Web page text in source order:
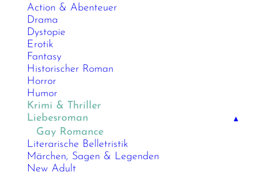
Action & Abenteuer
Drama
Dystopie
Erotik
Fantasy
Historischer Roman
Horror
Humor
Krimi & Thriller
Liebesroman
▲
Gay Romance
Literarische Belletristik
Märchen, Sagen & Legenden
New Adult